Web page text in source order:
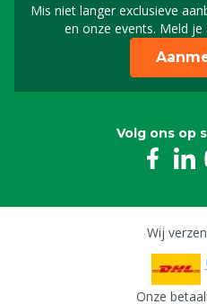
Mis niet langer exclusieve
en onze events. Meld
Volg ons op
Wij
Onze